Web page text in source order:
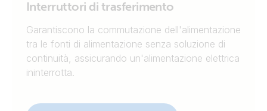
Interruttori di trasferimento
Garantiscono la commutazione dell'alimentazione
tra le fonti di alimentazione senza soluzione di
continuità, assicurando un'alimentazione elettrica
ininterrotta.